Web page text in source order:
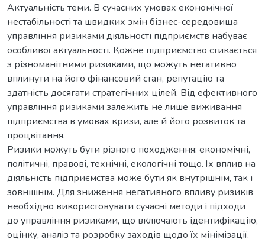
Актуальність теми. В сучасних умовах економічної
нестабільності та швидких змін бізнес-середовища
управління ризиками діяльності підприємств набуває
особливої актуальності. Кожне підприємство стикається
з різноманітними ризиками, що можуть негативно
вплинути на його фінансовий стан, репутацію та
здатність досягати стратегічних цілей. Від ефективного
управління ризиками залежить не лише виживання
підприємства в умовах кризи, але й його розвиток та
процвітання.
Ризики можуть бути різного походження: економічні,
політичні, правові, технічні, екологічні тощо. Їх вплив на
діяльність підприємства може бути як внутрішнім, так і
зовнішнім. Для зниження негативного впливу ризиків
необхідно використовувати сучасні методи і підходи
до управління ризиками, що включають ідентифікацію,
оцінку, аналіз та розробку заходів щодо їх мінімізації.